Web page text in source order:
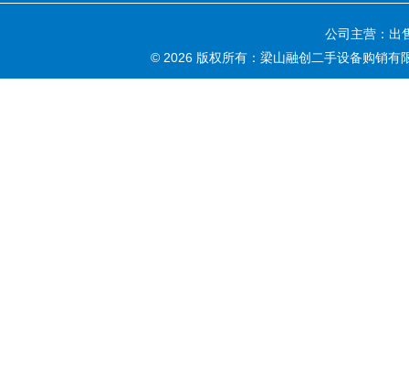
公司主营：出
© 2026 版权所有：梁山融创二手设备购销